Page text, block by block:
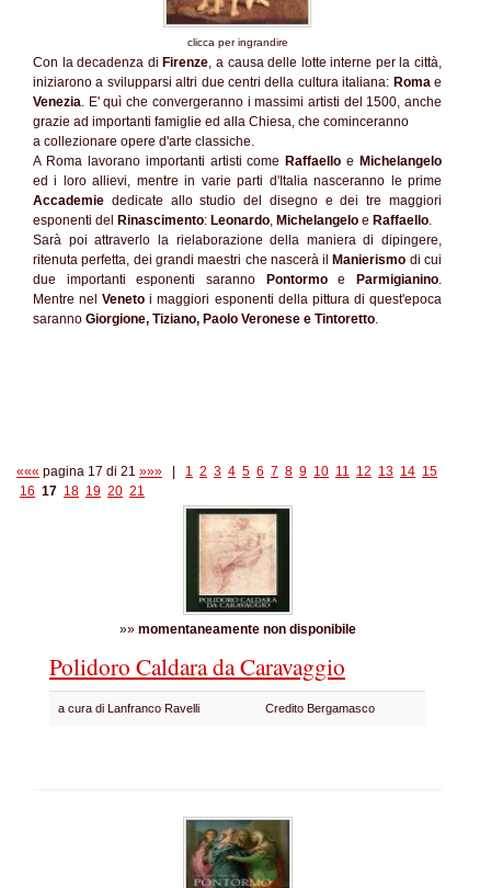
clicca per ingrandire
Con la decadenza di Firenze, a causa delle lotte interne per la città,
iniziarono a svilupparsi altri due centri della cultura italiana: Romae
Venezia. E' quì che convergeranno i massimi artisti del 1500, anche
grazie ad importanti famiglie ed alla Chiesa, che cominceranno
a collezionare opere d'arte classiche.
A Roma lavorano importanti artisti come Raffaello e Michelangelo
ed i loro allievi, mentre in varie parti d'Italia nasceranno le prime
Accademie dedicate allo studio del disegno e dei tre maggiori
esponenti del
Rinascimento: Leonardo, Michelangelo e Raffaello.
Sarà poi attraverlo la rielaborazione della maniera di dipingere,
ritenuta perfetta, dei grandi maestri che nascerà il
Manierismo di cui
due importanti esponenti saranno
Pontormoe Parmigianino.
Mentre nelVeneto i maggiori esponenti della pittura di quest'epoca
saranno Giorgione, Tiziano, Paolo Veronese e Tintoretto.
««« pagina 17 di 21 »»» 1 2 3 4 5 6 7 8 9 10 11 12 13 14 15
16 17 18 19 20 21
»» momentaneamente non disponibile
Polidoro Caldara da Caravaggio
a cura di Lanfranco Ravelli Credito Bergamasco